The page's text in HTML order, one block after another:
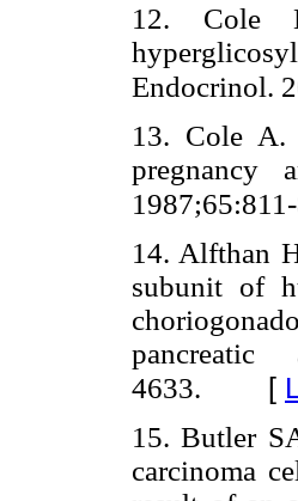
12. Cole
Endocrinol.
13. Cole A.
pregnancy
14. Alfthan
subunit of
4633. [
15. Butler
carcinoma